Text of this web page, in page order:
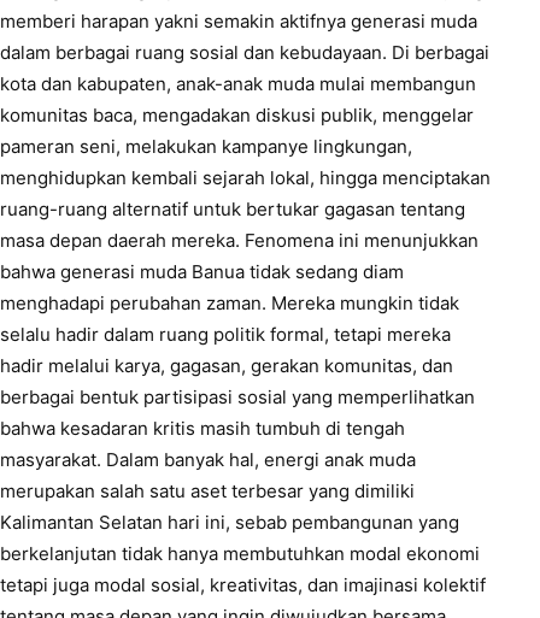
memberi harapan yakni semakin aktifnya generasi muda
dalam berbagai ruang sosial dan kebudayaan. Di berbagai
kota dan kabupaten, anak-anak muda mulai membangun
komunitas baca, mengadakan diskusi publik, menggelar
pameran seni, melakukan kampanye lingkungan,
menghidupkan kembali sejarah lokal, hingga menciptakan
ruang-ruang alternatif untuk bertukar gagasan tentang
masa depan daerah mereka. Fenomena ini menunjukkan
bahwa generasi muda Banua tidak sedang diam
menghadapi perubahan zaman. Mereka mungkin tidak
selalu hadir dalam ruang politik formal, tetapi mereka
hadir melalui karya, gagasan, gerakan komunitas, dan
berbagai bentuk partisipasi sosial yang memperlihatkan
bahwa kesadaran kritis masih tumbuh di tengah
masyarakat. Dalam banyak hal, energi anak muda
merupakan salah satu aset terbesar yang dimiliki
Kalimantan Selatan hari ini, sebab pembangunan yang
berkelanjutan tidak hanya membutuhkan modal ekonomi
tetapi juga modal sosial, kreativitas, dan imajinasi kolektif